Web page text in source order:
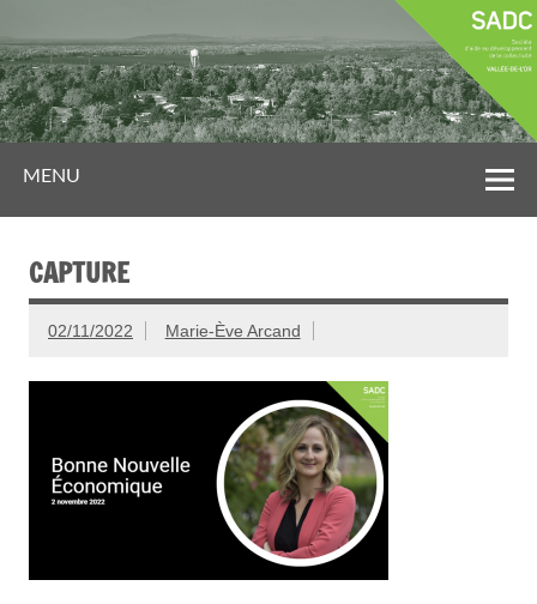
MENU
CAPTURE
02/11/2022 Marie-Ève Arcand